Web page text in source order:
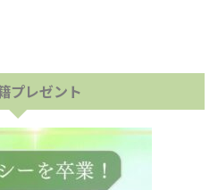
プレゼント